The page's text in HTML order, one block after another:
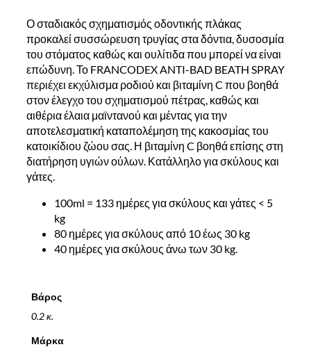
Ο σταδιακός σχηματισμός οδοντικής πλάκας
προκαλεί συσσώρευση τρυγίας στα δόντια, δυσοσμία
του στόματος καθώς και ουλίτιδα που μπορεί να είναι
επώδυνη. Το FRANCODEX ANTI-BAD BEATH SPRAY
περιέχει εκχύλισμα ροδιού και βιταμίνη C που βοηθά
στον έλεγχο του σχηματισμού πέτρας, καθώς και
αιθέρια έλαια μαϊντανού και μέντας για την
αποτελεσματική καταπολέμηση της κακοσμίας του
κατοικίδιου ζώου σας. Η βιταμίνη C βοηθά επίσης στη
διατήρηση υγιών ούλων. Κατάλληλο για σκύλους και
γάτες.
100ml = 133 ημέρες για σκύλους και γάτες < 5
kg
80 ημέρες για σκύλους από 10 έως 30 kg
40 ημέρες για σκύλους άνω των 30 kg.
Βάρος
0.2 κ.
Μάρκα